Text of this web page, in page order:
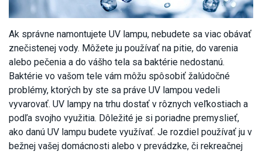
Ak správne namontujete UV lampu, nebudete sa viac obávať
znečistenej vody. Môžete ju používať na pitie, do varenia
alebo pečenia a do vášho tela sa baktérie nedostanú.
Baktérie vo vašom tele vám môžu spôsobiť žalúdočné
problémy, ktorých by ste sa práve UV lampou vedeli
vyvarovať. UV lampy na trhu dostať v rôznych veľkostiach a
podľa svojho využitia. Dôležité je si poriadne premyslieť,
ako danú UV lampu budete využívať. Je rozdiel používať ju v
bežnej vašej domácnosti alebo v prevádzke, či rekreačnej